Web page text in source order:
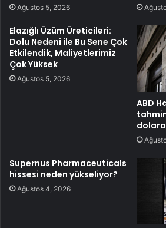
Ağustos 5, 2026
Elazığlı Üzüm Üreticileri:
Dolu Nedeni ile Bu Sene Çok
Etkilendik, Maliyetlerimiz
Çok Yüksek
Ağustos 5, 2026
ABD
Supernus Pharmaceuticals
hissesi neden yükseliyor?
Ağustos 4, 2026